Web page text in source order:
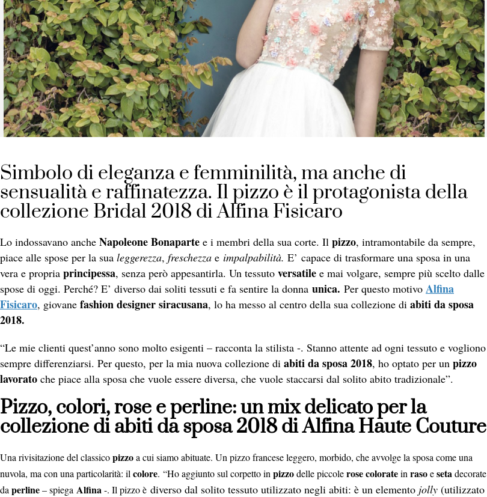
Simbolo di eleganza e femminilità, ma anche di
sensualità e raffinatezza. Il pizzo è il protagonista della
collezione Bridal 2018 di Alfina Fisicaro
Lo indossavano anche Napoleone Bonaparte e i membri della sua corte. Il pizzo, intramontabile da sempre,
piace alle spose per la sua leggerezza, freschezza e impalpabilità. E’ capace di trasformare una sposa in una
vera e propria principessa, senza però appesantirla. Un tessuto versatile e mai volgare, sempre più scelto dalle
spose di oggi. Perché? E’ diverso dai soliti tessuti e fa sentire la donna unica. Per questo motivo Alfina
Fisicaro, giovane fashion designer siracusana, lo ha messo al centro della sua collezione di abiti da sposa
2018.
“Le mie clienti quest’anno sono molto esigenti – racconta la stilista -. Stanno attente ad ogni tessuto e vogliono
sempre differenziarsi. Per questo, per la mia nuova collezione di abiti da sposa 2018, ho optato per un pizzo
lavorato che piace alla sposa che vuole essere diversa, che vuole staccarsi dal solito abito tradizionale”.
Pizzo, colori, rose e perline: un mix delicato per la
collezione di abiti da sposa 2018 di Alfina Haute Couture
Una rivisitazione del classicopizzoa cui siamo abituate. Un pizzo francese leggero, morbido, che avvolge la sposa come una
nuvola, ma con una particolarità: il colore. “Ho aggiunto sul corpetto in pizzodelle piccolerose coloratein rasoesetadecorate
da perline– spiega Alfina-. Il pizzo è diverso dal solito tessuto utilizzato negli abiti: è un elemento jolly (utilizzato